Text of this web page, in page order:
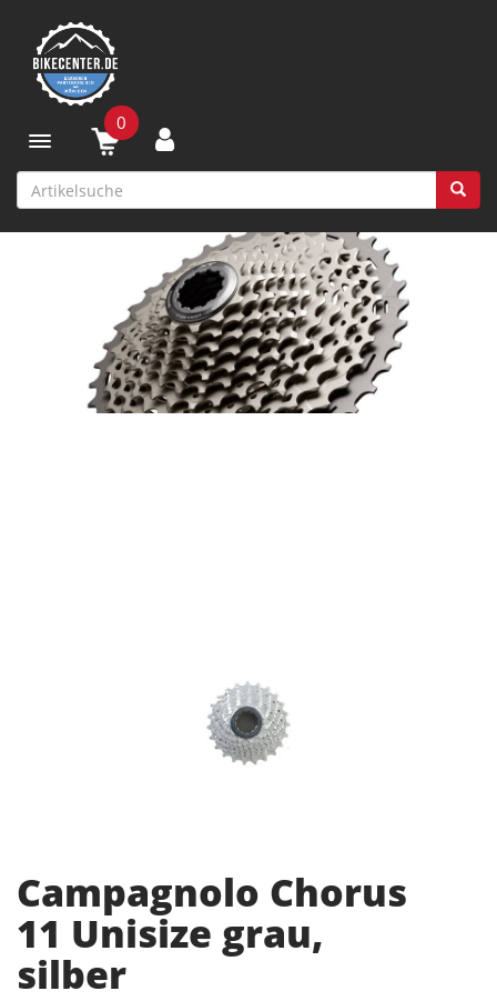
Toggle navigation
0
Campagnolo Chorus
11 Unisize grau,
silber